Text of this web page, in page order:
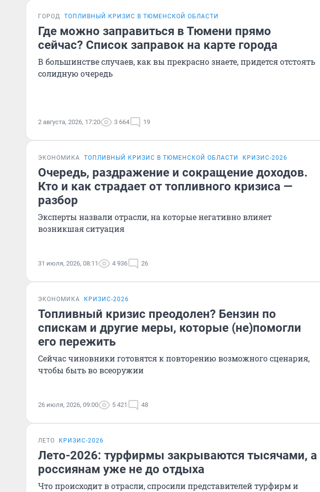
ГОРОД ТОПЛИВНЫЙ КРИЗИС В ТЮМЕНСКОЙ ОБЛАСТИ
Где можно заправиться в Тюмени прямо
сейчас? Список заправок на карте города
В большинстве случаев, как вы прекрасно знаете, придется отстоять
солидную очередь
2 августа, 2026, 17:20 3 664 19
ЭКОНОМИКА ТОПЛИВНЫЙ КРИЗИС В ТЮМЕНСКОЙ ОБЛАСТИ КРИЗИС-2026
Очередь, раздражение и сокращение доходов.
Кто и как страдает от топливного кризиса —
разбор
Эксперты назвали отрасли, на которые негативно влияет
возникшая ситуация
31 июля, 2026, 08:11 4 936 26
ЭКОНОМИКА КРИЗИС-2026
Топливный кризис преодолен? Бензин по
спискам и другие меры, которые (не)помогли
его пережить
Сейчас чиновники готовятся к повторению возможного сценария,
чтобы быть во всеоружии
26 июля, 2026, 09:00 5 421 48
ЛЕТО КРИЗИС-2026
Лето-2026: турфирмы закрываются тысячами, а
россиянам уже не до отдыха
Что происходит в отрасли, спросили представителей турфирм и